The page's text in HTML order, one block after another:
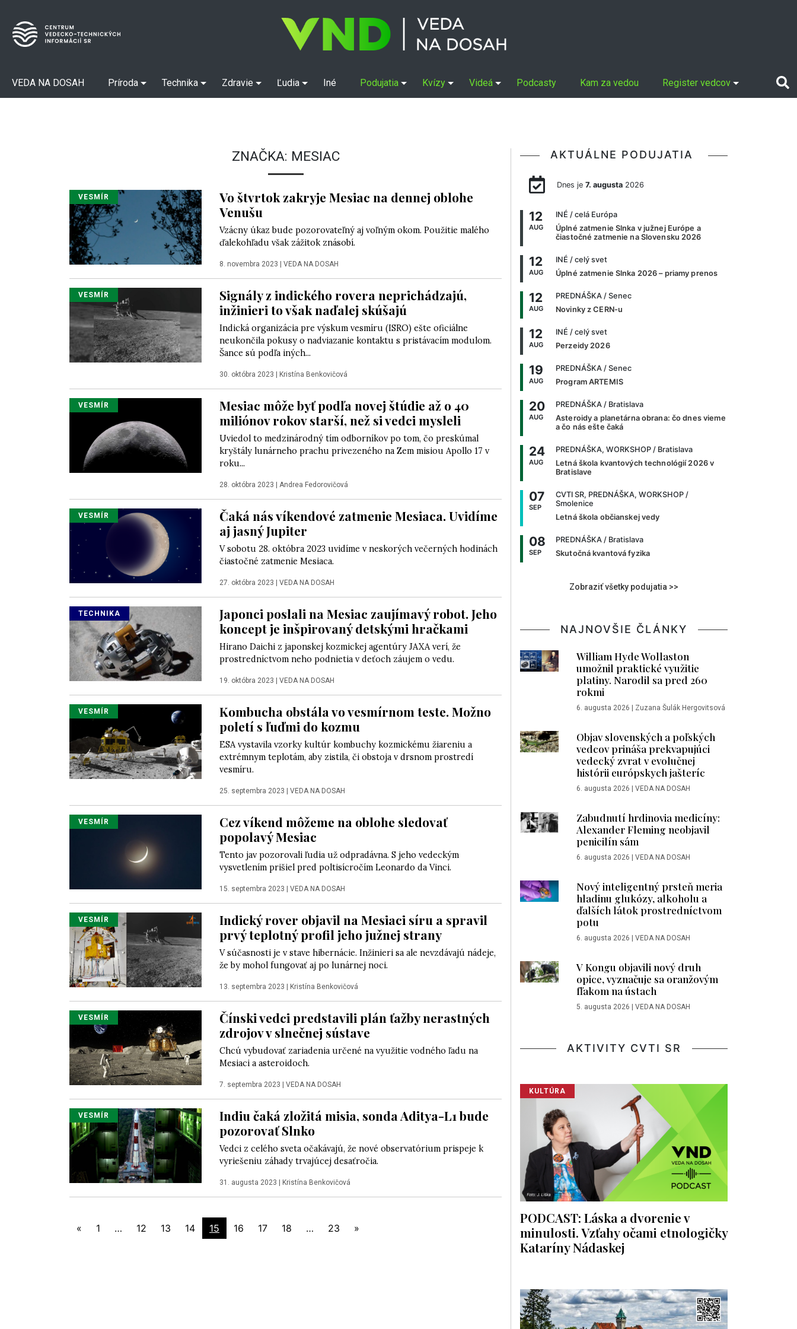
VEDA NA DOSAH Príroda Technika Zdravie Ľudia Iné Podujatia Kvízy Videá Podcasty Kam za vedou Register vedcov
ZNAČKA: MESIAC
VESMÍR
Vo štvrtok zakryje Mesiac na dennej oblohe
Venušu
Vzácny úkaz bude pozorovateľný aj voľným okom. Použitie malého
ďalekohľadu však zážitok znásobí.
8. novembra 2023 VEDA NA DOSAH
VESMÍR
Signály z indického rovera neprichádzajú,
inžinieri to však naďalej skúšajú
Indická organizácia pre výskum vesmíru (ISRO) ešte oficiálne
neukončila pokusy o nadviazanie kontaktu s pristávacím modulom.
Šance sú podľa iných...
30. októbra 2023 Kristína Benkovičová
VESMÍR
Mesiac môže byť podľa novej štúdie až o 40
miliónov rokov starší, než si vedci mysleli
Uviedol to medzinárodný tím odborníkov po tom, čo preskúmal
kryštály lunárneho prachu privezeného na Zem misiou Apollo 17 v
roku...
28. októbra 2023 Andrea Fedorovičová
VESMÍR
Čaká nás víkendové zatmenie Mesiaca. Uvidíme
aj jasný Jupiter
V sobotu 28. októbra 2023 uvidíme v neskorých večerných hodinách
čiastočné zatmenie Mesiaca.
27. októbra 2023 VEDA NA DOSAH
TECHNIKA
Japonci poslali na Mesiac zaujímavý robot. Jeho
koncept je inšpirovaný detskými hračkami
Hirano Daichi z japonskej kozmickej agentúry JAXA verí, že
prostredníctvom neho podnietia v deťoch záujem o vedu.
19. októbra 2023 VEDA NA DOSAH
VESMÍR
Kombucha obstála vo vesmírnom teste. Možno
poletí s ľuďmi do kozmu
ESA vystavila vzorky kultúr kombuchy kozmickému žiareniu a
extrémnym teplotám, aby zistila, či obstoja v drsnom prostredí
vesmíru.
25. septembra 2023 VEDA NA DOSAH
VESMÍR
Cez víkend môžeme na oblohe sledovať
popolavý Mesiac
Tento jav pozorovali ľudia už odpradávna. S jeho vedeckým
vysvetlením prišiel pred poltisícročím Leonardo da Vinci.
15. septembra 2023 VEDA NA DOSAH
VESMÍR
Indický rover objavil na Mesiaci síru a spravil
prvý teplotný profil jeho južnej strany
V súčasnosti je v stave hibernácie. Inžinieri sa ale nevzdávajú nádeje,
že by mohol fungovať aj po lunárnej noci.
13. septembra 2023 Kristína Benkovičová
VESMÍR
Čínski vedci predstavili plán ťažby nerastných
zdrojov v slnečnej sústave
Chcú vybudovať zariadenia určené na využitie vodného ľadu na
Mesiaci a asteroidoch.
7. septembra 2023 VEDA NA DOSAH
VESMÍR
Indiu čaká zložitá misia, sonda Aditya-L1 bude
pozorovať Slnko
Vedci z celého sveta očakávajú, že nové observatórium prispeje k
vyriešeniu záhady trvajúcej desaťročia.
31. augusta 2023 Kristína Benkovičová
« 1 … 12 13 14 15 16 17 18 … 23 »
AKTUÁLNE PODUJATIA
Dnes je 7. augusta2026
12
AUG
INÉ / celá Európa
Úplné zatmenie Slnka v južnej Európe a
čiastočné zatmenie na Slovensku 2026
12
AUG
INÉ / celý svet
Úplné zatmenie Slnka 2026 – priamy prenos
12
AUG
PREDNÁŠKA / Senec
Novinky z CERN-u
12
AUG
INÉ / celý svet
Perzeidy 2026
19
AUG
PREDNÁŠKA / Senec
Program ARTEMIS
20
AUG
PREDNÁŠKA / Bratislava
Asteroidy a planetárna obrana: čo dnes vieme
a čo nás ešte čaká
24
AUG
PREDNÁŠKA, WORKSHOP / Bratislava
Letná škola kvantových technológií 2026 v
Bratislave
07
SEP
CVTI SR, PREDNÁŠKA, WORKSHOP /
Smolenice
Letná škola občianskej vedy
08
SEP
PREDNÁŠKA / Bratislava
Skutočná kvantová fyzika
Zobraziť všetky podujatia >>
NAJNOVŠIE ČLÁNKY
William Hyde Wollaston
umožnil praktické využitie
platiny. Narodil sa pred 260
rokmi
6. augusta 2026 | Zuzana Šulák Hergovitsová
Objav slovenských a poľských
vedcov prináša prekvapujúci
vedecký zvrat v evolučnej
histórii európskych jašteríc
6. augusta 2026 | VEDA NA DOSAH
Zabudnutí hrdinovia medicíny:
Alexander Fleming neobjavil
penicilín sám
6. augusta 2026 | VEDA NA DOSAH
Nový inteligentný prsteň meria
hladinu glukózy, alkoholu a
ďalších látok prostredníctvom
potu
6. augusta 2026 | VEDA NA DOSAH
V Kongu objavili nový druh
opice, vyznačuje sa oranžovým
fľakom na ústach
5. augusta 2026 | VEDA NA DOSAH
AKTIVITY CVTI SR
KULTÚRA
PODCAST: Láska a dvorenie v
minulosti. Vzťahy očami etnologičky
Kataríny Nádaskej